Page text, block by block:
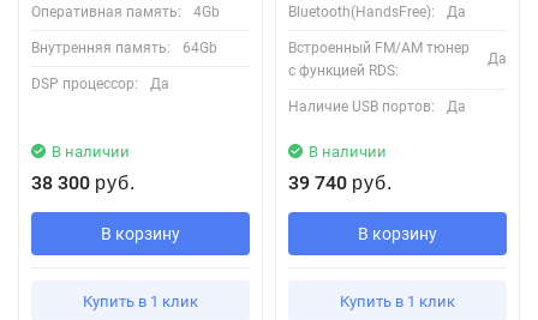
Оперативная память: 4Gb
Внутренняя память: 64Gb
DSP процессор: Да
В наличии
38 300 руб.
В корзину
Купить в 1 клик
Bluetooth(HandsFree): Да
Встроенный FM/AM тюнер
с функцией RDS:
Да
Наличие USB портов: Да
В наличии
39 740 руб.
В корзину
Купить в 1 клик